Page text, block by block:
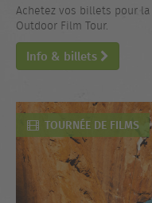
Achetez vos billets pour
Outdoor Film Tour.
Info & billets
TOURNÉE DE FILMS